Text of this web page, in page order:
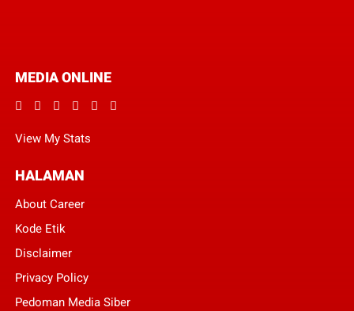
MEDIA ONLINE
View My Stats
HALAMAN
About Career
Kode Etik
Disclaimer
Privacy Policy
Pedoman Media Siber